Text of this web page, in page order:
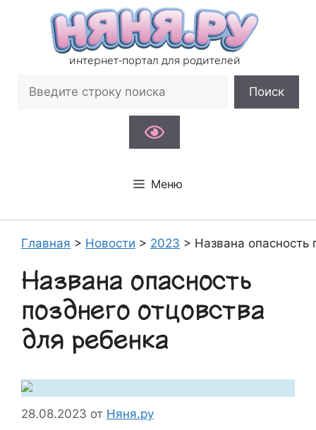
содержимому
интернет-портал для родителей
Поиск
Меню
Главная > Новости > 2023 > Названа опасность
Названа опасность
позднего отцовства
для ребенка
28.08.2023 от Няня.ру